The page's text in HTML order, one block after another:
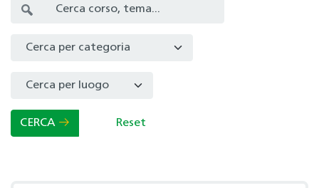
Select a Category to filter list
CERCA Reset